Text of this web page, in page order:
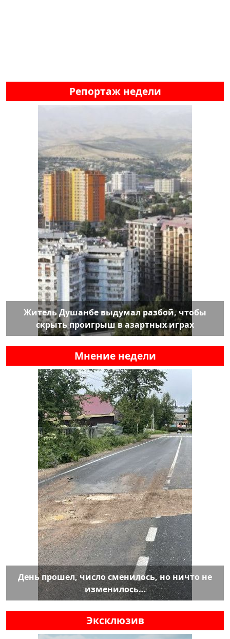
Репортаж недели
Житель Душанбе выдумал разбой, чтобы
скрыть проигрыш в азартных играх
Мнение недели
День прошел, число сменилось, но ничто не
изменилось…
Эксклюзив